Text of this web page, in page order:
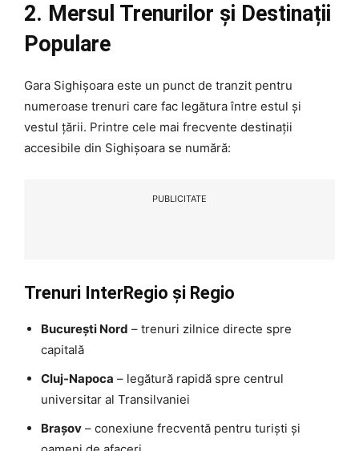
2. Mersul Trenurilor și Destinații
Populare
Gara Sighișoara este un punct de tranzit pentru
numeroase trenuri care fac legătura între estul și
vestul țării. Printre cele mai frecvente destinații
accesibile din Sighișoara se numără:
PUBLICITATE
Trenuri InterRegio și Regio
București Nord – trenuri zilnice directe spre
capitală
Cluj-Napoca – legătură rapidă spre centrul
universitar al Transilvaniei
Brașov – conexiune frecventă pentru turiști și